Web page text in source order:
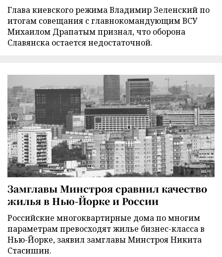
Глава киевского режима Владимир Зеленский по
итогам совещания с главнокомандующим ВСУ
Михаилом Драпатым признал, что оборона
Славянска остается недостаточной.
Замглавы Минстроя сравнил качество
жилья в Нью-Йорке и России
Российские многоквартирные дома по многим
параметрам превосходят жилье бизнес-класса в
Нью-Йорке, заявил замглавы Минстроя Никита
Стасишин.